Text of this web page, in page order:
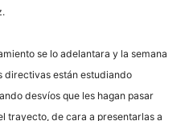
se lo adelantara y la semana
directivas están estudiando
desvíos que les hagan pasar
trayecto, de cara a presentarlas a